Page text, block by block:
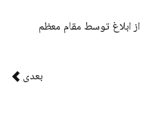
ابلاغ توسط مقام معظم
بعدی